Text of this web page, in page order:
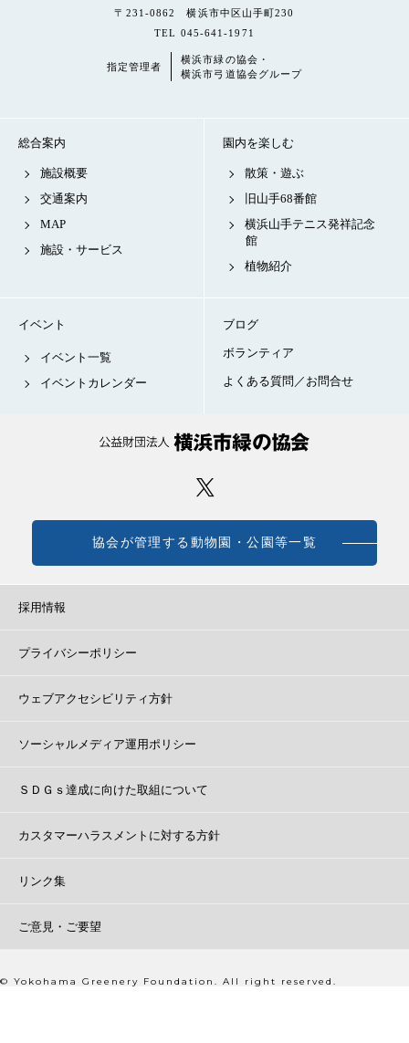
〒231-0862 横浜市中区山手町230
TEL 045-641-1971
指定管理者
横浜市緑の協会・
横浜市弓道協会グループ
総合案内
施設概要
交通案内
MAP
施設・サービス
園内を楽しむ
散策・遊ぶ
旧山手68番館
横浜山手テニス発祥記念
館
植物紹介
イベント
イベント一覧
イベントカレンダー
ブログ
ボランティア
よくある質問／お問合せ
協会が管理する動物園・公園等一覧
採用情報
プライバシーポリシー
ウェブアクセシビリティ方針
ソーシャルメディア運用ポリシー
ＳＤＧｓ達成に向けた取組について
カスタマーハラスメントに対する方針
リンク集
ご意見・ご要望
© Yokohama Greenery Foundation. All right reserved.